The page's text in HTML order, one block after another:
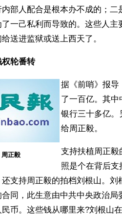
部人配合是根本办不成的；
一己私利而导致的。这些人
送进监狱或送上西天了。
轮番转
周正毅
据《前哨》报导
了一百亿。其
银行三十多亿。
给周正毅。
支持扶植周正毅
照是个在背后
支持周正毅的拍档刘根山。
同，此生意由中共中央政治
币。这些钱从哪里来?刘根山